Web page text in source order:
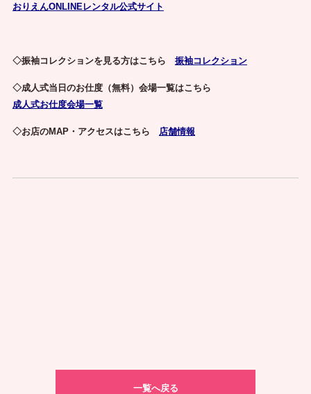
おりえんONLINEレンタル公式サイト
◇振袖コレクションを見る方はこちら 振袖コレクション
◇成人式当日のお仕度（無料）会場一覧はこちら
成人式お仕度会場一覧
◇お店のMAP・アクセスはこちら 店舗情報
一覧へ戻る